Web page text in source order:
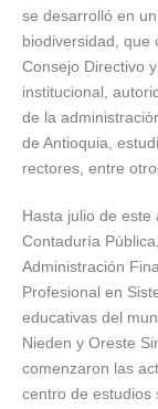
se desarrolló en
biodiversidad, que
Consejo Directivo
institucional,
de la
de Antioquia,
rectores, entre
Hasta julio de
Contaduría
Administración
Profesional en
educativas del
Nieden y Oreste
comenzaron las
centro de estudios